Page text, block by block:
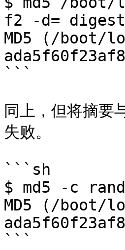
f2 -d=
MD5 (/boot/
```
同上，但将摘
失败。
```sh
$ md5 -c
MD5 (/boot/
```